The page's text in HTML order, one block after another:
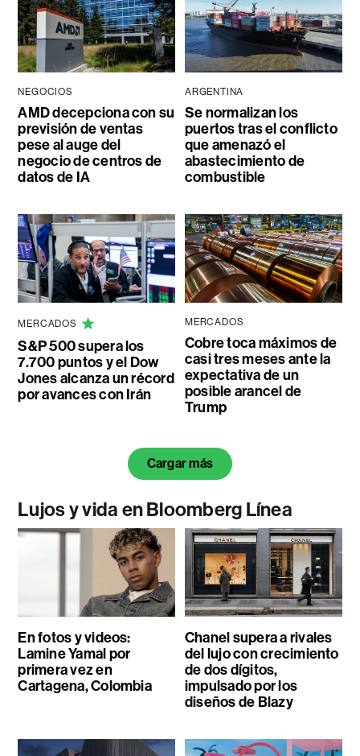
NEGOCIOS
AMD decepciona con su
previsión de ventas
pese al auge del
negocio de centros de
datos de IA
ARGENTINA
Se normalizan los
puertos tras el conflicto
que amenazó el
abastecimiento de
combustible
MERCADOS
S&P 500 supera los
7.700 puntos y el Dow
Jones alcanza un récord
por avances con Irán
MERCADOS
Cobre toca máximos de
casi tres meses ante la
expectativa de un
posible arancel de
Trump
Cargar más
Lujos y vida en Bloomberg Línea
En fotos y videos:
Lamine Yamal por
primera vez en
Cartagena, Colombia
Chanel supera a rivales
del lujo con crecimiento
de dos dígitos,
impulsado por los
diseños de Blazy